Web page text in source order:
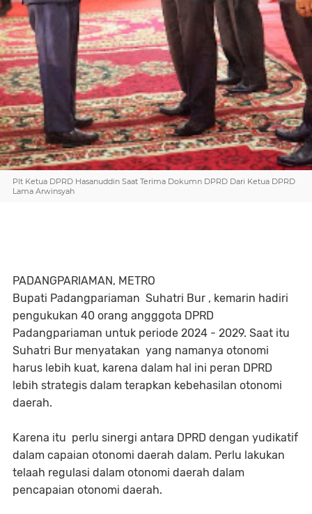
Plt Ketua DPRD Hasanuddin Saat Terima Dokumn DPRD Dari Ketua DPRD
Lama Arwinsyah
PADANGPARIAMAN, METRO
Bupati Padangpariaman Suhatri Bur , kemarin hadiri
pengukukan 40 orang angggota DPRD
Padangpariaman untuk periode 2024 - 2029. Saat itu
Suhatri Bur menyatakan yang namanya otonomi
harus lebih kuat, karena dalam hal ini peran DPRD
lebih strategis dalam terapkan kebehasilan otonomi
daerah.
Karena itu perlu sinergi antara DPRD dengan yudikatif
dalam capaian otonomi daerah dalam. Perlu lakukan
telaah regulasi dalam otonomi daerah dalam
pencapaian otonomi daerah.